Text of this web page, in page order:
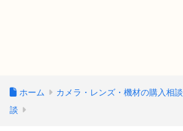
ホーム カメラ・レンズ・機材の購入相談
談